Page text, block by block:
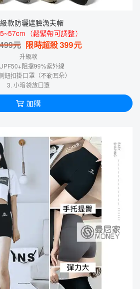
款防曬遮臉漁夫帽
（鬆緊帶可調整）
元 限時超殺399元
升級款
阻擋99%紫外線
鈕扣掛口罩（不勒耳朵）
3. 小暗袋放口罩
加購